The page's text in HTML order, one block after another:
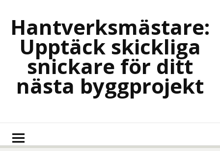
contentHantverksmästare:
Upptäck skickliga
snickare för ditt
nästa byggprojekt